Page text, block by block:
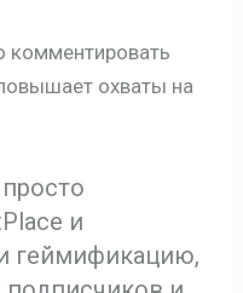
комментировать
охваты на
и
геймификацию,